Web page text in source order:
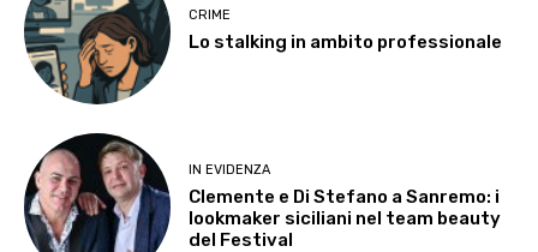
CRIME
Lo stalking in ambito professionale
IN EVIDENZA
Clemente e Di Stefano a Sanremo: i
lookmaker siciliani nel team beauty
del Festival